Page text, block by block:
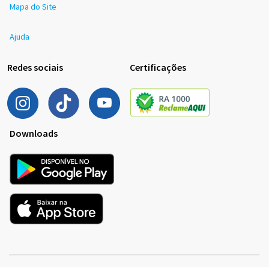
Mapa do Site
Ajuda
Redes sociais Certificações
Downloads